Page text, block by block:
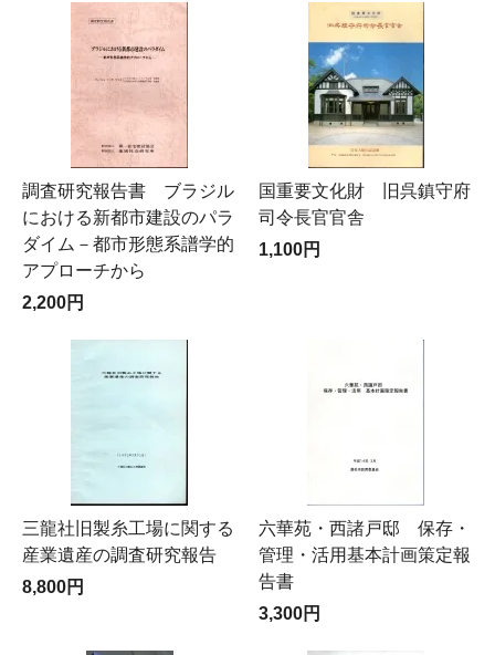
調査研究報告書 ブラジル
における新都市建設のパラ
ダイム－都市形態系譜学的
アプローチから
2,200円
国重要文化財 旧呉鎮守府
司令長官官舎
1,100円
三龍社旧製糸工場に関する
産業遺産の調査研究報告
8,800円
六華苑・西諸戸邸 保存・
管理・活用基本計画策定報
告書
3,300円